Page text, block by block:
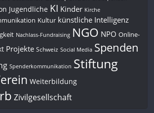
Jugendliche KI Kinder Kirche
Kultur künstliche Intelligenz
Nachlass-Fundraising NGO NPO Online-
Projekte Schweiz Social Media Spenden
Spenderkommunikation Stiftung
Weiterbildung
Zivilgesellschaft